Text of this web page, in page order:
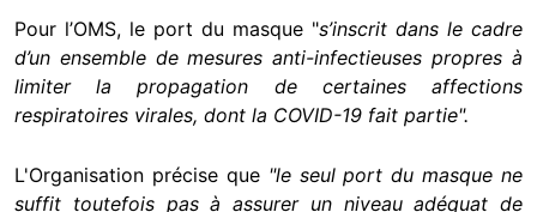
Pour l’OMS, le port du masque "s’inscrit dans le cadre
d’un ensemble de mesures anti-infectieuses propres à
limiter la propagation de certaines affections
respiratoires virales, dont la COVID-19 fait partie".
L'Organisation précise que "le seul port du masque ne
suffit toutefois pas à assurer un niveau adéquat de